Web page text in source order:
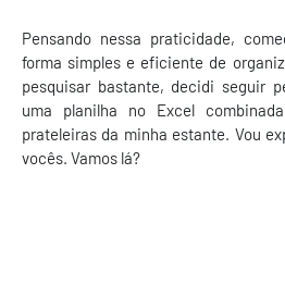
Pensando nessa praticidade,
forma simples e eficiente de
pesquisar bastante, decidi seguir
uma planilha no Excel
prateleiras da minha estante. Vou
vocês. Vamos lá?